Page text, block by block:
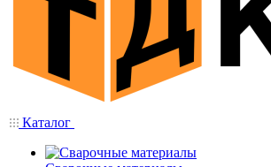
Каталог